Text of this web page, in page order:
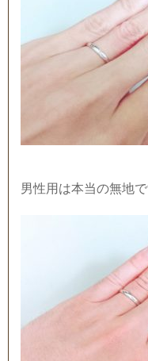
男性用は本当の無地